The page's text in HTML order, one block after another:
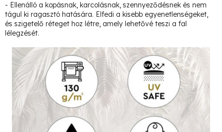
- Ellenálló a kopásnak, karcolásnak, szennyeződésnek és nem
tágul ki ragasztó hatására. Elfedi a kisebb egyenetlenségeket,
és szigetelő réteget hoz létre, amely lehetővé teszi a fal
lélegzését.